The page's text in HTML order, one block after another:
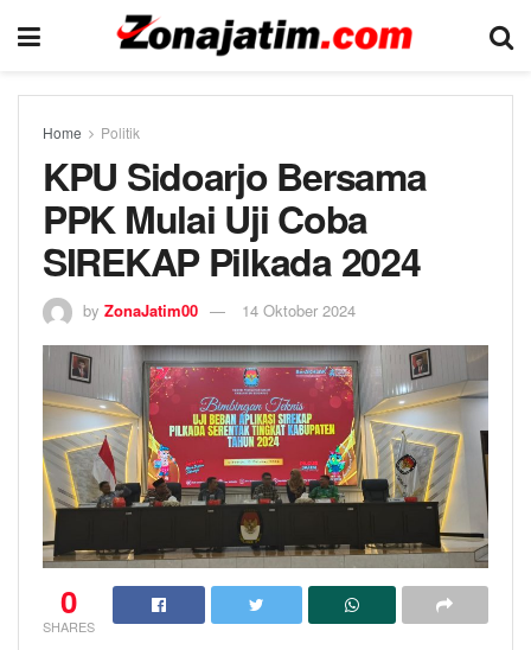
Home Politik
KPU Sidoarjo Bersama
PPK Mulai Uji Coba
SIREKAP Pilkada 2024
by ZonaJatim00 14 Oktober 2024
0
SHARES